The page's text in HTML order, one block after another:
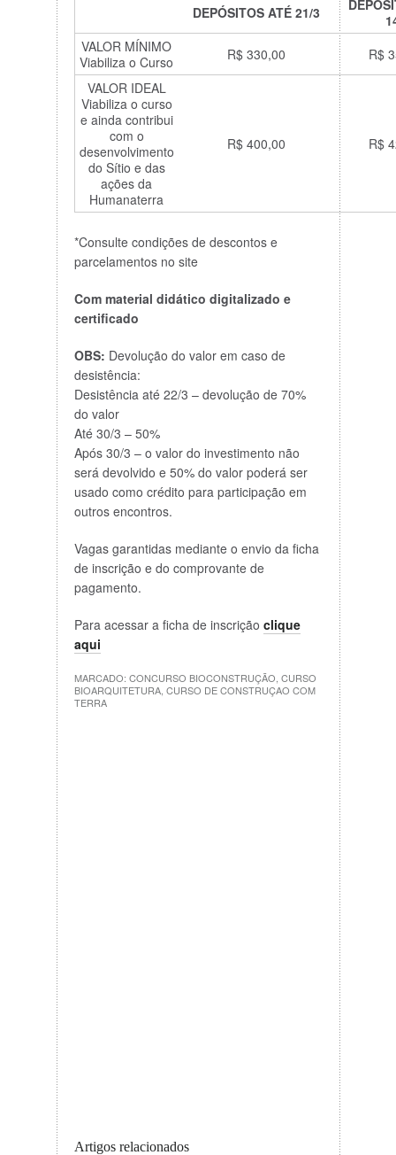
DEPÓSITOS ATÉ 21/3
VALOR MÍNIMO
Viabiliza o Curso
R$ 330,00
R$
VALOR IDEAL
Viabiliza o curso
e ainda contribui
com o
desenvolvimento
do Sítio e das
ações da
Humanaterra
R$ 400,00 R$
*Consulte condições de descontos e
parcelamentos no site
Com material didático digitalizado e
certificado
OBS: Devolução do valor em caso de
desistência:
Desistência até 22/3 – devolução de 70%
do valor
Até 30/3 – 50%
Após 30/3 – o valor do investimento não
será devolvido e 50% do valor poderá ser
usado como crédito para participação em
outros encontros.
Vagas garantidas mediante o envio da ficha
de inscrição e do comprovante de
pagamento.
Para acessar a ficha de inscrição clique
aqui
MARCADO: CONCURSO BIOCONSTRUÇÃO CURSO
BIOARQUITETURA, CURSO DE CONSTRUÇAO COM
TERRA
Artigos relacionados